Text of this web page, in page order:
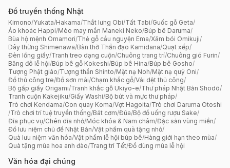
Đồ truyền thống Nhật
Kimono/Yukata/Hakama/Thắt lưng Obi/Tất Tabi/Guốc gỗ Geta/
Áo khoác Happi/Mèo may mắn Maneki Neko/Búp bê Daruma/
Bùa hộ mệnh Omamori/Thẻ gỗ cầu nguyện Ema/Xăm bói Omikuji/
Dây thừng Shimenawa/Bàn thờ Thần đạo Kamidana/Quạt xếp/
Đèn lồng giấy/Tranh treo dạng cuộn/Chuông trang trí/Chuông gió Furin/
Băng đô lễ hội/Búp bê gỗ Kokeshi/Búp bê Hina/Búp bê Gosho/
Tượng Phật giáo/Tượng thần Shinto/Mặt nạ Noh/Mặt nạ quỷ Oni/
Đồ thủ công tre/Đồ sơn mài/Chạm khắc gỗ/Vải dệt thủ công/
Bộ gấp giấy Origami/Tranh khắc gỗ Ukiyo-e/Thư pháp Nhật Bản Shodō/
Tranh cuộn Kakejiku/Giấy Washi/Bộ bút và mực thư pháp/
Trò chơi Kendama/Con quay Koma/Vợt Hagoita/Trò chơi Daruma Otoshi
/Trò chơi trí tuệ truyền thống/Bát cơm/Đũa/Bộ đồ uống rượu Sake/
Đĩa phục vụ/Chén dĩa nhỏ/Móc khóa & Nam châm/Đặc sản vùng miền/
Đồ lưu niệm chủ đề Nhật Bản/Vật phẩm quà tặng nhỏ/
Quà lưu niệm văn hóa/Vật phẩm lễ hội búp bê/Hàng giới hạn theo mùa/
Quà tặng mùa hoa anh đào/Trang trí Tết/Đồ dùng mùa lễ hội
Văn hóa đại chúng